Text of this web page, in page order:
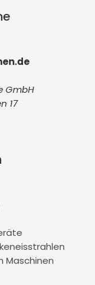
GmbH
17
Maschinen